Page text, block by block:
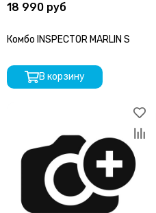
18 990 руб
Комбо INSPECTOR MARLIN S
В корзину